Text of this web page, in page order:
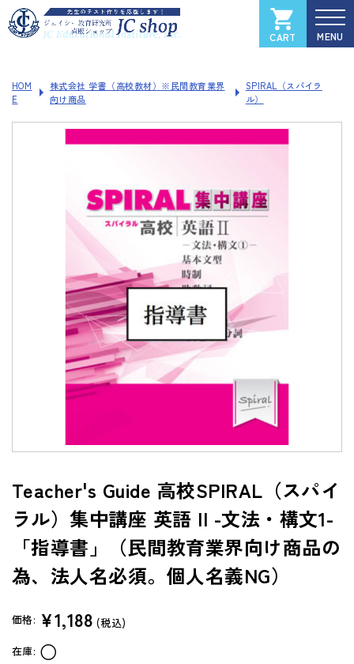
CART
全国大学入試過去問データベース
ソフトウェアご登録フォーム
製品サポートページ
よくあるご質問（FAQ）
アップグレード版
（DVD-ROM簡易パッケージ）
アップグレード版
（ダウンロード）
製品サポートページ
よくあるご質問（FAQ）
HOM
E
株式会社 学書（高校教材）※民間教育業界
向け商品
SPIRAL（スパイラ
ル）
Teacher's Guide 高校SPIRAL（スパイ
ラル）集中講座 英語 II -文法・構文1-
「指導書」（民間教育業界向け商品の
為、法人名必須。個人名義NG）
価格: ¥1,188 (税込)
在庫: ○